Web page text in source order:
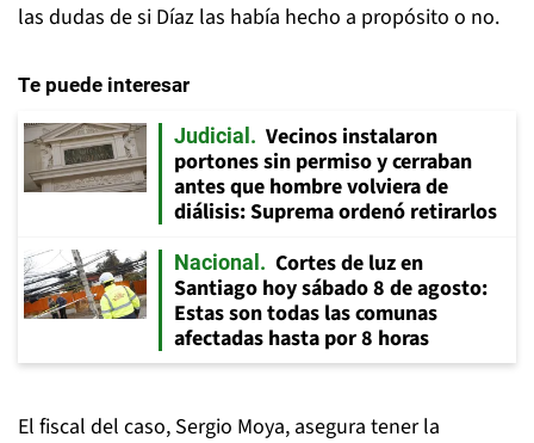
las dudas de si Díaz las había hecho a propósito o no.
Te puede interesar
Judicial
Vecinos instalaron
portones sin permiso y cerraban
antes que hombre volviera de
diálisis: Suprema ordenó retirarlos
Nacional
Cortes de luz en
Santiago hoy sábado 8 de agosto:
Estas son todas las comunas
afectadas hasta por 8 horas
El fiscal del caso, Sergio Moya, asegura tener la